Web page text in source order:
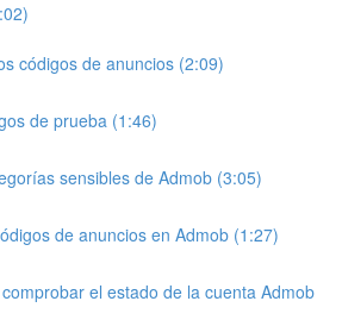
códigos de anuncios (2:09)
de prueba (1:46)
sensibles de Admob (3:05)
de anuncios en Admob (1:27)
el estado de la cuenta Admob